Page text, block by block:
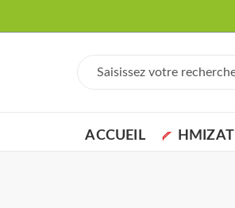
ACCUEIL HMIZAT